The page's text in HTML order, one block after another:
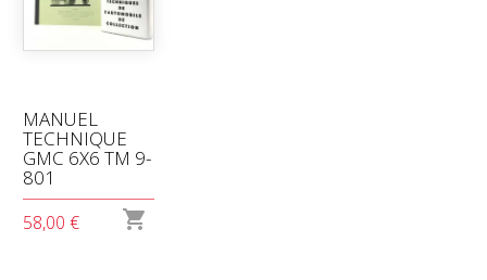
MANUEL
TECHNIQUE
GMC 6X6 TM 9-
801
58,00 € 